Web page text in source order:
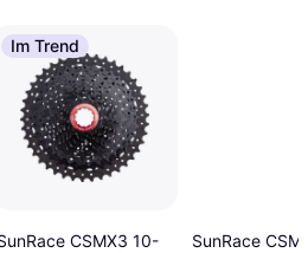
Im Trend
CSMX3 10-
SunRace